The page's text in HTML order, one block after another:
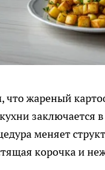
что жареный
меняет
корочка и